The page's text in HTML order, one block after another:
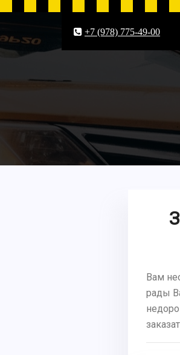
+7 (978) 775-49-00
Вам
рады